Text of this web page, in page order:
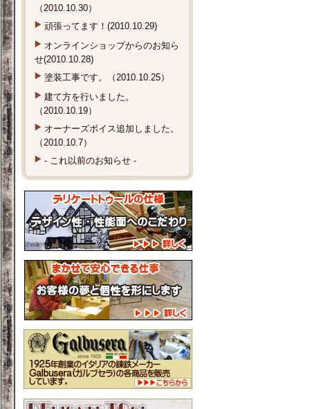
（2010.10.30）
頑張ってます！(2010.10.29)
オンラインショップからのお知ら
せ(2010.10.28)
塗装工事です。（2010.10.25）
建て方を行いました。
（2010.10.19）
オーナーズボイス追加しました。
（2010.10.7）
- これ以前のお知らせ -